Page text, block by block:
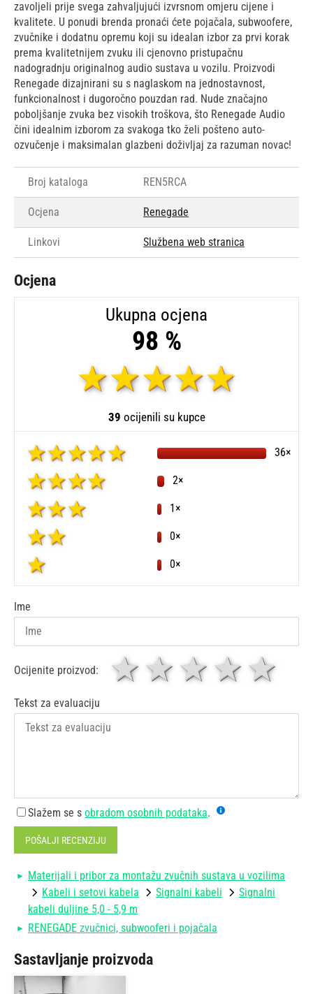
zavoljeli prije svega zahvaljujući izvrsnom omjeru cijene i
kvalitete. U ponudi brenda pronaći ćete pojačala, subwoofere,
zvučnike i dodatnu opremu koji su idealan izbor za prvi korak
prema kvalitetnijem zvuku ili cjenovno pristupačnu
nadogradnju originalnog audio sustava u vozilu. Proizvodi
Renegade dizajnirani su s naglaskom na jednostavnost,
funkcionalnost i dugoročno pouzdan rad. Nude značajno
poboljšanje zvuka bez visokih troškova, što Renegade Audio
čini idealnim izborom za svakoga tko želi pošteno auto-
ozvučenje i maksimalan glazbeni doživljaj za razuman novac!
Broj kataloga REN5RCA
Ocjena Renegade
Linkovi Službena web stranica
Ocjena
Ukupna ocjena
98 %
39 ocijenili su kupce
36×
2×
1×
0×
0×
Ime
Ocijenite proizvod: 4
3
zvjezdice
1 zvjezdica
Tekst za evaluaciju
Slažem se s obradom osobnih podataka.
POŠALJI RECENZIJU
Materijali i pribor za montažu zvučnih sustava u vozilima
Kabeli i setovi kabela
Signalni kabeli
Signalni
kabeli duljine 5,0 - 5,9 m
RENEGADE zvučnici, subwooferi i pojačala
Sastavljanje proizvoda